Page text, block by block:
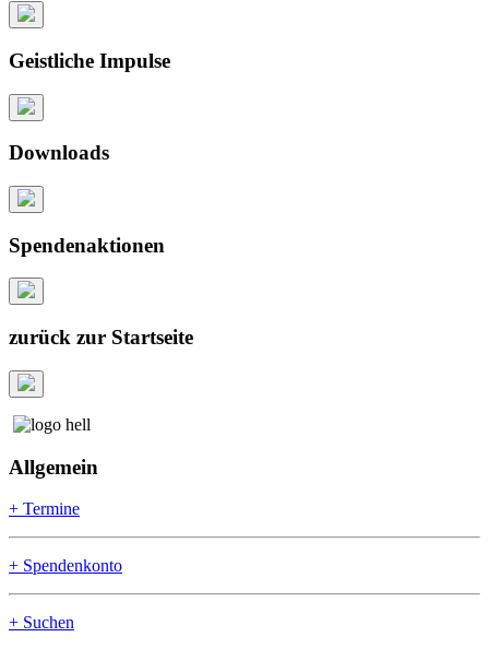
Geistliche Impulse
Downloads
Spendenaktionen
zurück zur Startseite
Allgemein
+ Termine
+ Spendenkonto
+ Suchen